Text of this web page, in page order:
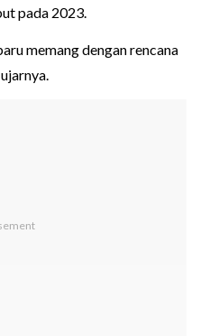
pada 2023.
memang dengan rencana